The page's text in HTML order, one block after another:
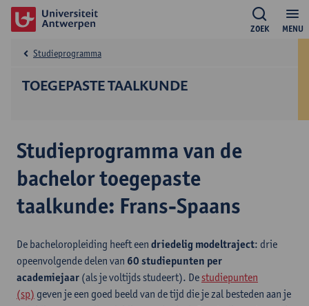
MENU
ZOEK
TOEGEPASTE TAALKUNDE
Studieprogramma
Studieprogramma van de
bachelor toegepaste
taalkunde: Frans-Spaans
De bacheloropleiding heeft een driedelig modeltraject: drie
opeenvolgende delen van 60 studiepunten per
academiejaar (als je voltijds studeert). De studiepunten
(sp) geven je een goed beeld van de tijd die je zal besteden aan je